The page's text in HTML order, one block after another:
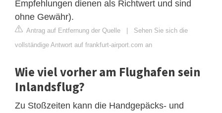
Empfehlungen dienen als Richtwert und sind
ohne Gewähr).
Antrag auf Entfernung der Quelle
Sehen Sie sich die
vollständige Antwort auf frankfurt-airport.com an
Wie viel vorher am Flughafen sein
Inlandsflug?
Zu Stoßzeiten kann die Handgepäcks- und